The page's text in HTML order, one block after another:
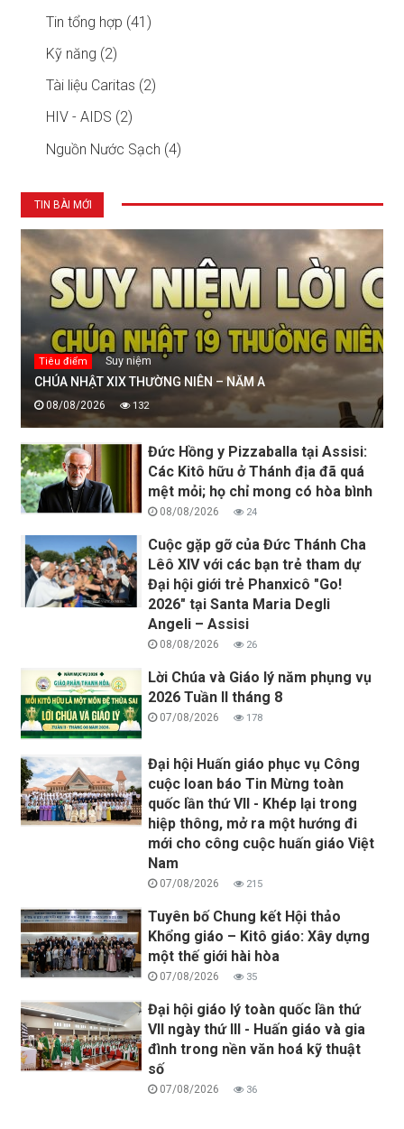
Tin tổng hợp (41)
Kỹ năng (2)
Tài liệu Caritas (2)
HIV - AIDS (2)
Nguồn Nước Sạch (4)
TIN BÀI MỚI
Tiêu điểm Suy niệm
CHÚA NHẬT XIX THƯỜNG NIÊN – NĂM A
08/08/2026 132
Đức Hồng y Pizzaballa tại Assisi:
Các Kitô hữu ở Thánh địa đã quá
mệt mỏi; họ chỉ mong có hòa bình
08/08/2026 24
Cuộc gặp gỡ của Đức Thánh Cha
Lêô XIV với các bạn trẻ tham dự
Đại hội giới trẻ Phanxicô "Go!
2026" tại Santa Maria Degli
Angeli – Assisi
08/08/2026 26
Lời Chúa và Giáo lý năm phụng vụ
2026 Tuần II tháng 8
07/08/2026 178
Đại hội Huấn giáo phục vụ Công
cuộc loan báo Tin Mừng toàn
quốc lần thứ VII - Khép lại trong
hiệp thông, mở ra một hướng đi
mới cho công cuộc huấn giáo Việt
Nam
07/08/2026 215
Tuyên bố Chung kết Hội thảo
Khổng giáo – Kitô giáo: Xây dựng
một thế giới hài hòa
07/08/2026 35
Đại hội giáo lý toàn quốc lần thứ
VII ngày thứ III - Huấn giáo và gia
đình trong nền văn hoá kỹ thuật
số
07/08/2026 36